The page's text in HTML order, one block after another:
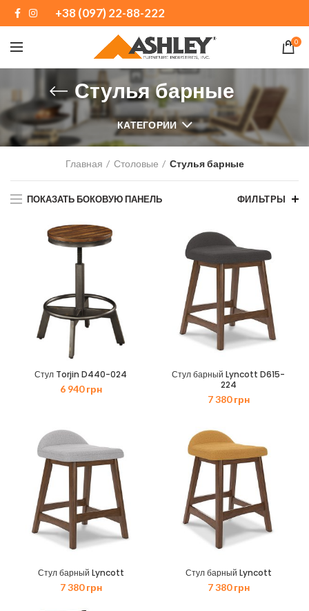
+38 (097) 22-88-222
0
Стулья барные
КАТЕГОРИИ
Главная Столовые Стулья барные
ПОКАЗАТЬ БОКОВУЮ ПАНЕЛЬ ФИЛЬТРЫ
Стул Torjin D440-024
6 940грн
Стул барный Lyncott D615-
224
7 380грн
Стул барный Lyncott
7 380грн
Стул барный Lyncott
7 380грн